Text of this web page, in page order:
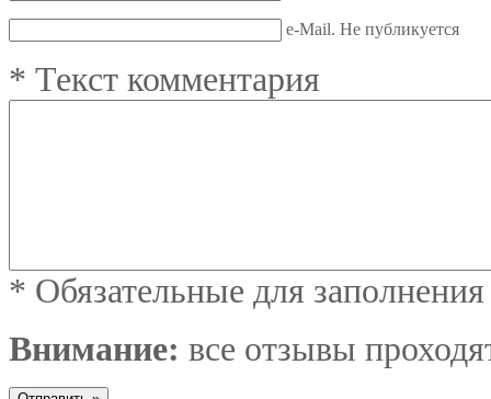
e-Mail. Не публикуется
* Текст комментария
* Обязательные для
Внимание: все отзывы